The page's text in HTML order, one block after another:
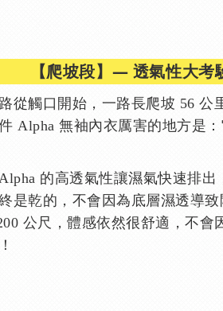
【爬坡段】— 透氣性大考
從觸口開始，一路長爬坡 56 公
Alpha 無袖內衣厲害的地方是
的高透氣性讓濕氣快速排出
是乾的，不會因為底層濕透導致
公尺，體感依然很舒適，不會